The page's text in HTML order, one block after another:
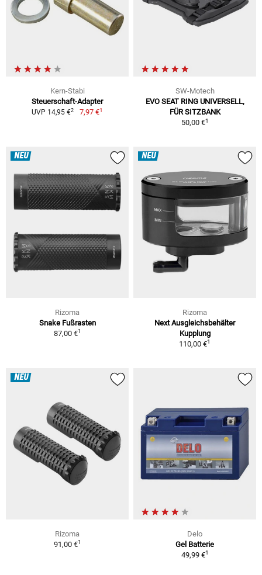
Kern-Stabi
Steuerschaft-Adapter
UVP 14,95 €2 7,97 €1
SW-Motech
EVO SEAT RING UNIVERSELL,
FÜR SITZBANK
50,00 €1
NEU
Rizoma
Snake Fußrasten
87,00 €1
NEU
Rizoma
Next Ausgleichsbehälter
Kupplung
110,00 €1
NEU
Rizoma
91,00 €1
Delo
Gel Batterie
49,99 €1